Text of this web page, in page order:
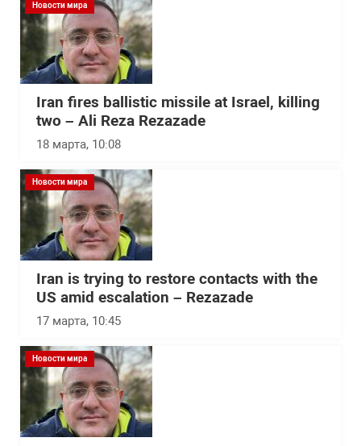
Новости мира
Iran fires ballistic missile at Israel, killing
two – Ali Reza Rezazade
18 марта, 10:08
Новости мира
Iran is trying to restore contacts with the
US amid escalation – Rezazade
17 марта, 10:45
Новости мира